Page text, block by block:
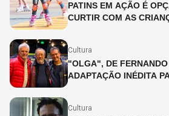
PATINS EM AÇÃO É
CURTIR COM AS
Cultura
"OLGA", DE
ADAPTAÇÃO INÉDITA
Cultura